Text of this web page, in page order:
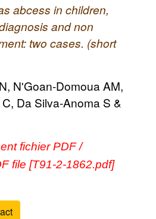
abcess in children,
and non
two cases. (short
N'Goan-Domoua AM,
Da Silva-Anoma S &
fichier PDF /
file [T91-2-1862.pdf]